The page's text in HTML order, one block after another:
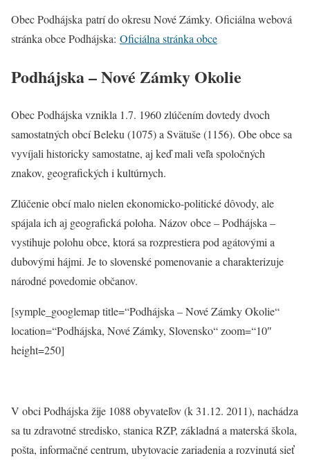
Obec Podhájska patrí do okresu Nové Zámky. Oficiálna webová
stránka obce Podhájska: Oficiálna stránka obce
Podhájska – Nové Zámky Okolie
Obec Podhájska vznikla 1.7. 1960 zlúčením dovtedy dvoch
samostatných obcí Beleku (1075) a Svätuše (1156). Obe obce sa
vyvíjali historicky samostatne, aj keď mali veľa spoločných
znakov, geografických i kultúrnych.
Zlúčenie obcí malo nielen ekonomicko-politické dôvody, ale
spájala ich aj geografická poloha. Názov obce – Podhájska –
vystihuje polohu obce, ktorá sa rozprestiera pod agátovými a
dubovými hájmi. Je to slovenské pomenovanie a charakterizuje
národné povedomie občanov.
[symple_googlemap title=“Podhájska – Nové Zámky Okolie“
location=“Podhájska, Nové Zámky, Slovensko“ zoom=“10″
height=250]
V obci Podhájska žije 1088 obyvateľov (k 31.12. 2011), nachádza
sa tu zdravotné stredisko, stanica RZP, základná a materská škola,
pošta, informačné centrum, ubytovacie zariadenia a rozvinutá sieť